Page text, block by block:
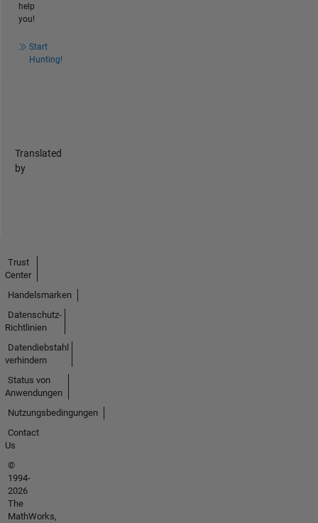
help
you!
Start
Hunting!
Translated
by
Trust
Center
Handelsmarken
Datenschutz-
Richtlinien
Datendiebstahl
verhindern
Status von
Anwendungen
Nutzungsbedingungen
Contact
Us
©
1994-
2026
The
MathWorks,